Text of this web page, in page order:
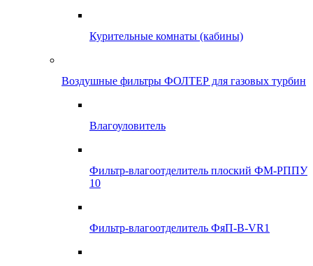
Курительные комнаты (кабины)
Воздушные фильтры ФОЛТЕР для газовых турбин
Влагоуловитель
Фильтр-влагоотделитель плоский ФМ-РППУ
10
Фильтр-влагоотделитель ФяП-В-VR1